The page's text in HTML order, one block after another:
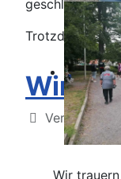
geschlagen
Trotzdem
Wir
Details
Wir